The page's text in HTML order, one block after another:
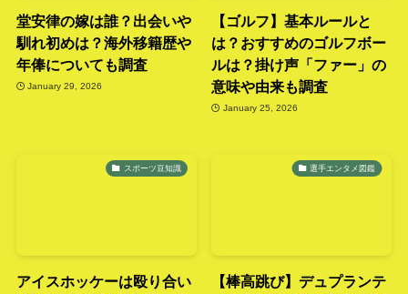
堂安律の嫁は誰？出会いや
馴れ初めは？海外移籍歴や
年俸についても調査
January 29, 2026
【ゴルフ】基本ルールと
は？おすすめのゴルフボー
ルは？掛け声「ファー」の
意味や由来も調査
January 25, 2026
スポーツ豆知識
アイスホッケーは殴り合い
選手エンタメ図鑑
【棒高跳び】デュプランテ